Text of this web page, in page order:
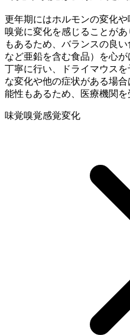
更年期にはホルモンの変化
嗅覚に変化を感じることが
もあるため、バランスの良
など亜鉛を含む食品）を心
丁寧に行い、ドライマウス
な変化や他の症状がある場
能性もあるため、医療機関を
味覚嗅覚感覚変化